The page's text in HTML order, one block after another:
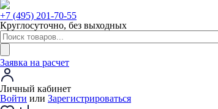
+7 (495) 201-70-55
Круглосуточно, без выходных
Заявка на расчет
Личный кабинет
Войти или Зарегистрироваться